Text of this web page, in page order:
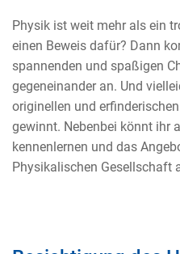
Physik ist weit mehr als ein
einen Beweis dafür? Dann
spannenden und spaßigen
gegeneinander an. Und
originellen und
gewinnt. Nebenbei könnt ihr
kennenlernen und das
Physikalischen Gesellschaft